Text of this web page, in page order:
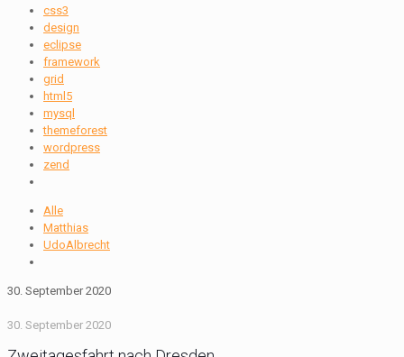
css3
design
eclipse
framework
grid
html5
mysql
themeforest
wordpress
zend
Alle
Matthias
UdoAlbrecht
30. September 2020
30. September 2020